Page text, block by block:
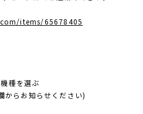
items/65678405
種を選ぶ
らお知らせください)